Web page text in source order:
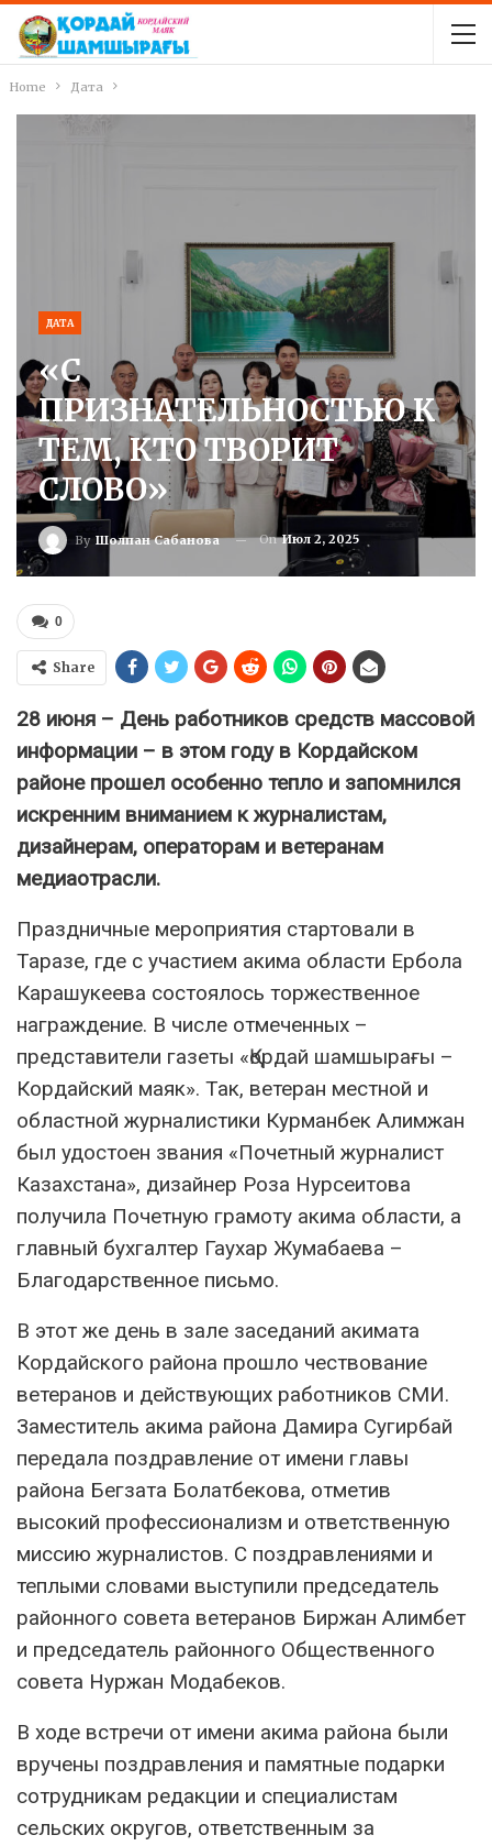
Home Дата
ДАТА
«С
ПРИЗНАТЕЛЬНОСТЬЮ К
ТЕМ, КТО ТВОРИТ
СЛОВО»
By Шолпан Сабанова OnИюл 2, 2025
0
Share
28 июня – День работников средств массовой
информации – в этом году в Кордайском
районе прошел особенно тепло и запомнился
искренним вниманием к журналистам,
дизайнерам, операторам и ветеранам
медиаотрасли.
Праздничные мероприятия стартовали в
Таразе, где с участием акима области Ербола
Карашукеева состоялось торжественное
награждение. В числе отмеченных –
представители газеты «Қордай шамшырағы –
Кордайский маяк». Так, ветеран местной и
областной журналистики Курманбек Алимжан
был удостоен звания «Почетный журналист
Казахстана», дизайнер Роза Нурсеитова
получила Почетную грамоту акима области, а
главный бухгалтер Гаухар Жумабаева –
Благодарственное письмо.
В этот же день в зале заседаний акимата
Кордайского района прошло чествование
ветеранов и действующих работников СМИ.
Заместитель акима района Дамира Сугирбай
передала поздравление от имени главы
района Бегзата Болатбекова, отметив
высокий профессионализм и ответственную
миссию журналистов. С поздравлениями и
теплыми словами выступили председатель
районного совета ветеранов Биржан Алимбет
и председатель районного Общественного
совета Нуржан Модабеков.
В ходе встречи от имени акима района были
вручены поздравления и памятные подарки
сотрудникам редакции и специалистам
сельских округов, ответственным за